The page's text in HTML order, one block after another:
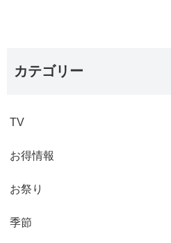
カテゴリー
TV
お得情報
お祭り
季節